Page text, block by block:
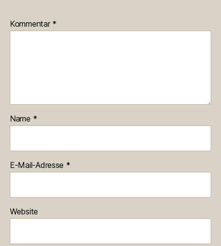
Kommentar *
Name *
E-Mail-Adresse *
Website